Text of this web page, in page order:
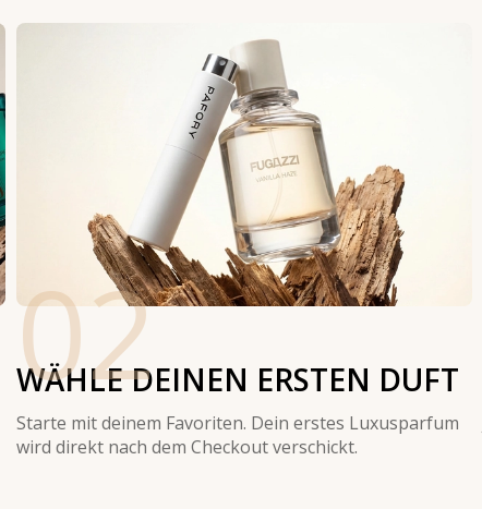
02
WÄHLE DEINEN ERSTEN DUFT
Starte mit deinem Favoriten. Dein erstes Luxusparfum
wird direkt nach dem Checkout verschickt.